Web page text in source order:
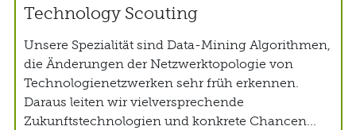
Technology Scouting
Unsere Spezialität sind Data-Mining Algorithmen,
die Änderungen der Netzwerktopologie von
Technologienetzwerken sehr früh erkennen.
Daraus leiten wir vielversprechende
Zukunftstechnologien und konkrete Chancen...